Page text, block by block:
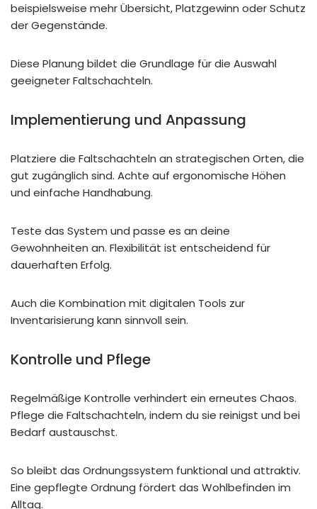
beispielsweise mehr Übersicht, Platzgewinn oder Schutz
der Gegenstände.
Diese Planung bildet die Grundlage für die Auswahl
geeigneter Faltschachteln.
Implementierung und Anpassung
Platziere die Faltschachteln an strategischen Orten, die
gut zugänglich sind. Achte auf ergonomische Höhen
und einfache Handhabung.
Teste das System und passe es an deine
Gewohnheiten an. Flexibilität ist entscheidend für
dauerhaften Erfolg.
Auch die Kombination mit digitalen Tools zur
Inventarisierung kann sinnvoll sein.
Kontrolle und Pflege
Regelmäßige Kontrolle verhindert ein erneutes Chaos.
Pflege die Faltschachteln, indem du sie reinigst und bei
Bedarf austauschst.
So bleibt das Ordnungssystem funktional und attraktiv.
Eine gepflegte Ordnung fördert das Wohlbefinden im
Alltag.